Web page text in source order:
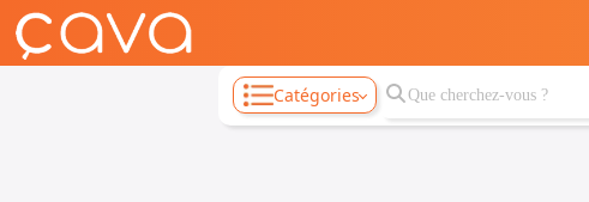
Catégories